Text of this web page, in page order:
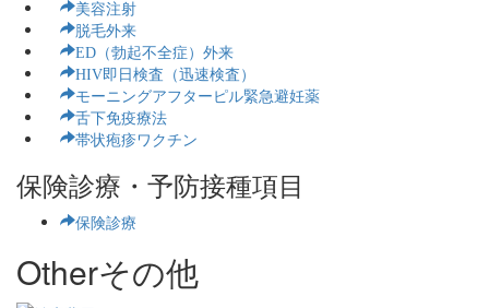
美容注射
脱毛外来
ED（勃起不全症）外来
HIV即日検査（迅速検査）
モーニングアフターピル緊急避妊薬
舌下免疫療法
帯状疱疹ワクチン
保険診療・予防接種項目
保険診療
Otherその他